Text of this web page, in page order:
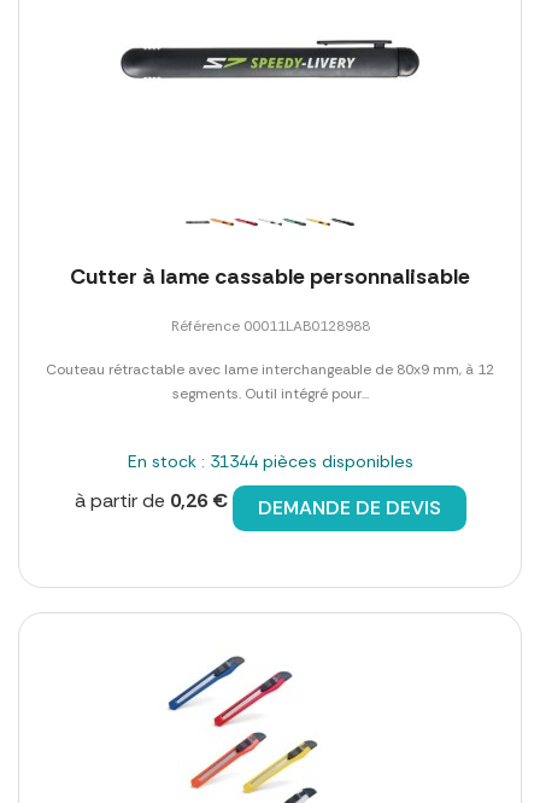
Cutter à lame cassable personnalisable
Référence 00011LAB0128988
Couteau rétractable avec lame interchangeable de 80x9 mm, à 12
segments. Outil intégré pour...
En stock : 31344 pièces disponibles
à partir de 0,26 € DEMANDE DE DEVIS